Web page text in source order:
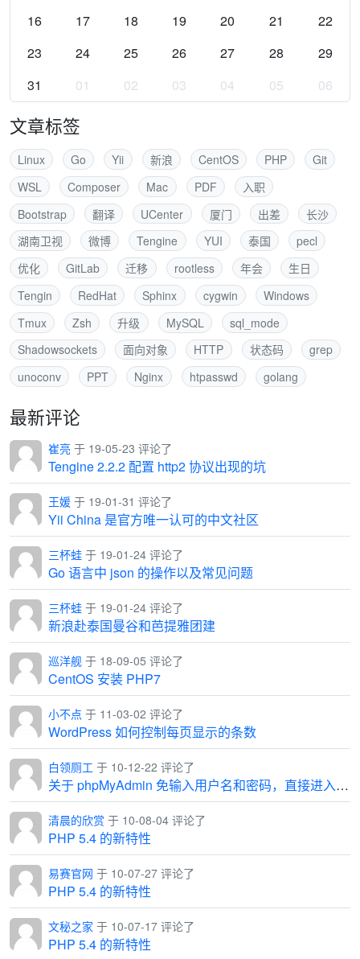
16
17 18 19 20 21
22
23
24 25 26 27 28
29
31
01 02 03 04 05 06
文章标签
Linux Go Yii 新浪 CentOS PHP
Git
WSL
Composer Mac PDF
入职
Bootstrap
翻译 UCenter 厦门 出差
长沙
湖南卫视
微博 Tengine YUI 泰国
pecl
优化
GitLab 迁移 rootless 年会
生日
Tengin
RedHat Sphinx cygwin
Windows
Tmux
Zsh 升级 MySQL
sql_mode
Shadowsockets
面向对象 HTTP 状态码
grep
unoconv
PPT Nginx htpasswd golang
最新评论
崔亮 于 19-05-23 评论了
Tengine 2.2.2 配置 http2 协议出现的坑
王媛 于 19-01-31 评论了
Yii China 是官方唯一认可的中文社区
三杯蛙 于 19-01-24 评论了
Go 语言中 json 的操作以及常见问题
三杯蛙 于 19-01-24 评论了
新浪赴泰国曼谷和芭提雅团建
巡洋舰 于 18-09-05 评论了
CentOS 安装 PHP7
小不点 于 11-03-02 评论了
WordPress 如何控制每页显示的条数
白领厕工 于 10-12-22 评论了
关于 phpMyAdmin 免输入用户名和密码，直接进入管理界面
清晨的欣赏 于 10-08-04 评论了
PHP 5.4 的新特性
易赛官网 于 10-07-27 评论了
PHP 5.4 的新特性
文秘之家 于 10-07-17 评论了
PHP 5.4 的新特性